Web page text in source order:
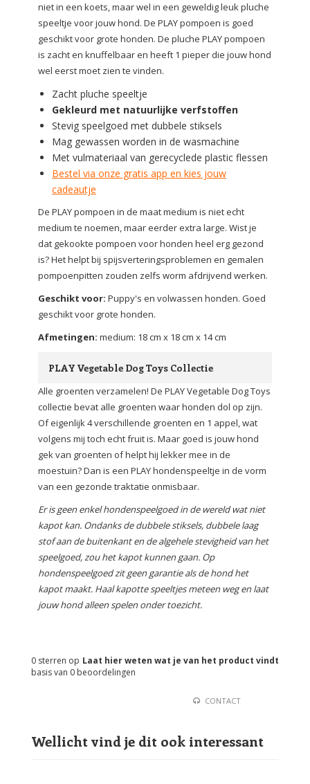
niet in een koets, maar wel in een geweldig leuk pluche
speeltje voor jouw hond. De PLAY pompoen is goed
geschikt voor grote honden. De pluche PLAY pompoen
is zacht en knuffelbaar en heeft 1 pieper die jouw hond
wel eerst moet zien te vinden.
Zacht pluche speeltje
Gekleurd met natuurlijke verfstoffen
Stevig speelgoed met dubbele stiksels
Mag gewassen worden in de wasmachine
Met vulmateriaal van gerecyclede plastic flessen
Bestel via onze gratis app en kies jouw
cadeautje
De PLAY pompoen in de maat medium is niet echt
medium te noemen, maar eerder extra large. Wist je
dat gekookte pompoen voor honden heel erg gezond
is? Het helpt bij spijsverteringsproblemen en gemalen
pompoenpitten zouden zelfs worm afdrijvend werken.
Geschikt voor: Puppy's en volwassen honden. Goed
geschikt voor grote honden.
Afmetingen: medium: 18 cm x 18 cm x 14 cm
PLAY Vegetable Dog Toys Collectie
Alle groenten verzamelen! De PLAY Vegetable Dog Toys
collectie bevat alle groenten waar honden dol op zijn.
Of eigenlijk 4 verschillende groenten en 1 appel, wat
volgens mij toch echt fruit is. Maar goed is jouw hond
gek van groenten of helpt hij lekker mee in de
moestuin? Dan is een PLAY hondenspeeltje in de vorm
van een gezonde traktatie onmisbaar.
Er is geen enkel hondenspeelgoed in de wereld wat niet
kapot kan. Ondanks de dubbele stiksels, dubbele laag
stof aan de buitenkant en de algehele stevigheid van het
speelgoed, zou het kapot kunnen gaan. Op
hondenspeelgoed zit geen garantie als de hond het
kapot maakt. Haal kapotte speeltjes meteen weg en laat
jouw hond alleen spelen onder toezicht.
Laat hier weten wat je van het product vindt
0 sterren op
basis van 0 beoordelingen
CONTACT
Wellicht vind je dit ook interessant